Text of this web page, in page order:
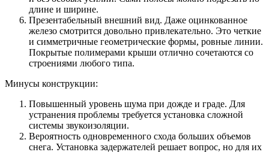
длине и ширине.
Презентабельный внешний вид. Даже оцинкованное
железо смотрится довольно привлекательно. Это четкие
и симметричные геометрические формы, ровные линии.
Покрытые полимерами крыши отлично сочетаются со
строениями любого типа.
Минусы конструкции:
Повышенный уровень шума при дожде и граде. Для
устранения проблемы требуется установка сложной
системы звукоизоляции.
Вероятность одновременного схода больших объемов
снега. Установка задержателей решает вопрос, но для их